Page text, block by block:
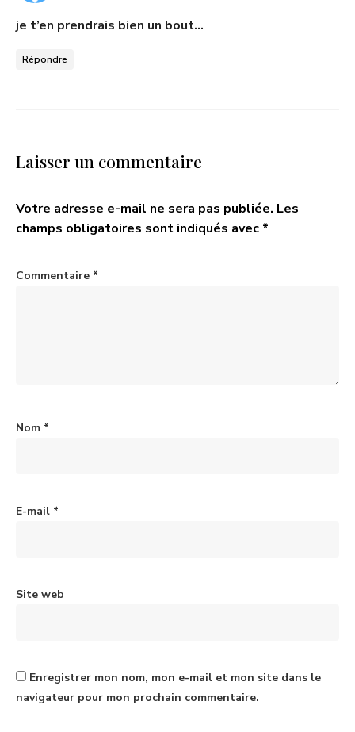
je t’en prendrais bien un bout…
Répondre
Laisser un commentaire
Votre adresse e-mail ne sera pas publiée. Les
champs obligatoires sont indiqués avec *
Commentaire *
Nom *
E-mail *
Site web
Enregistrer mon nom, mon e-mail et mon site dans le
navigateur pour mon prochain commentaire.